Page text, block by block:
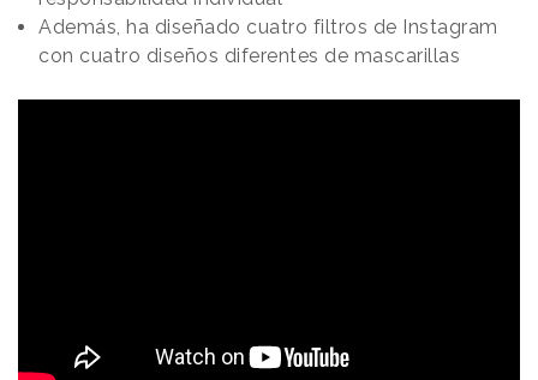
Además, ha diseñado cuatro filtros de Instagram
con cuatro diseños diferentes de mascarillas